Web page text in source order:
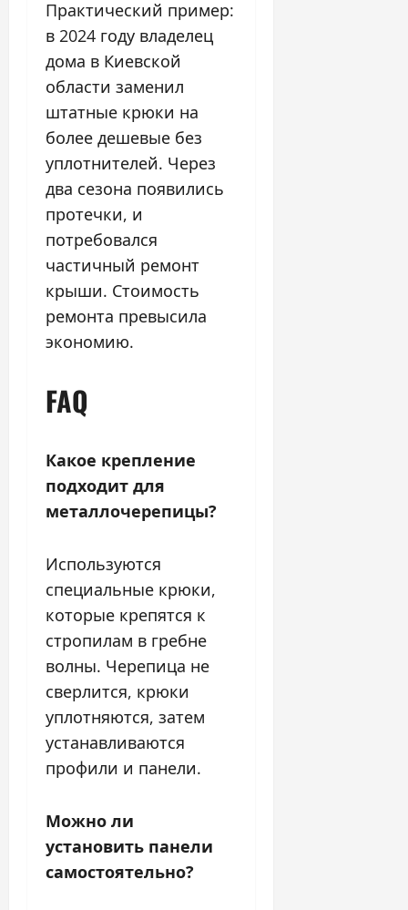
Практический пример:
в 2024 году владелец
дома в Киевской
области заменил
штатные крюки на
более дешевые без
уплотнителей. Через
два сезона появились
протечки, и
потребовался
частичный ремонт
крыши. Стоимость
ремонта превысила
экономию.
FAQ
Какое крепление
подходит для
металлочерепицы?
Используются
специальные крюки,
которые крепятся к
стропилам в гребне
волны. Черепица не
сверлится, крюки
уплотняются, затем
устанавливаются
профили и панели.
Можно ли
установить панели
самостоятельно?